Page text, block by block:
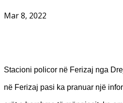
Mar 8, 2022
Stacioni policor në Ferizaj nga
në Ferizaj pasi ka pranuar një